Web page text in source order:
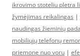
ikrovimo stoteliu pletra
žymėjimas reikalingas |
naudingas žieminių
mobiliųjų telefonų
priemone nuo voru |